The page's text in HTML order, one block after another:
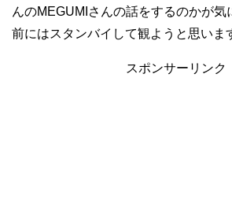
んのMEGUMIさんの話をするのかが気
前にはスタンバイして観ようと思いま
スポンサーリンク